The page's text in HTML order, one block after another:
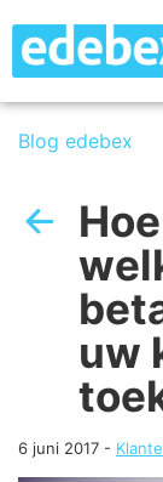
Blog edebex
uw
6 juni 2017 -